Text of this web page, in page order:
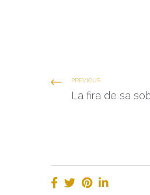
PREVIOUS
La fira de sa